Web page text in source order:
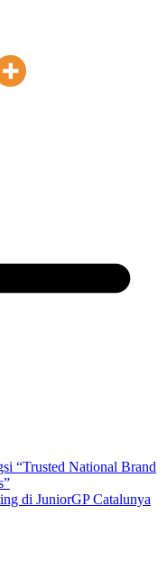
“Trusted National Brand
di JuniorGP Catalunya